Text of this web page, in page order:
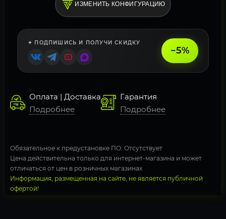
ИЗМЕНИТЬ КОНФИГУРАЦИЮ
✦ ПОДПИШИСЬ И ПОЛУЧИ СКИДКУ
−5%
Оплата | Доставка
Подробнее
Гарантия
Подробнее
Обязательное к предустановке ПО: Отсутствует
Цена действительна только для интернет-магазина и может
отличаться от цен в розничных магазинах
Информация, размещенная на сайте, не является публичной
офертой!